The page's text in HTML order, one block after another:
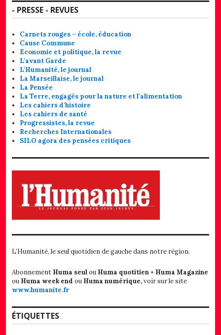
- PRESSE - REVUES
Carnets rouges – école, éducation
Cause Commune
Economie et politique, la revue
L'avant Garde
L'Humanité, le journal
La Marseillaise, le journal
La Pensée
La Terre, engagés pour la nature et l'alimentation
Les cahiers d'histoire
Les cahiers de santé
Progressistes, la revue
Recherches Internationales
SILO agora des pensées critiques
L’Humanité, le seul quotidien de gauche dans notre région.
Abonnement Huma seulou Huma quotitien + Huma Magazine
ou Huma week end ou Huma numérique,voir sur le site
www.humanite.fr
ÉTIQUETTES